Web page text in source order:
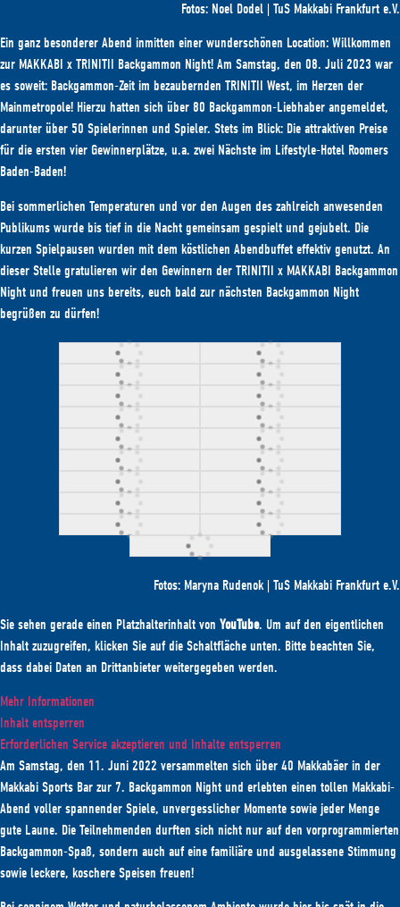
Fotos: Noel Dodel | TuS Makkabi Frankfurt e.V.
Ein ganz besonderer Abend inmitten einer wunderschönen Location: Willkommen
zur MAKKABI x TRINITII Backgammon Night! Am Samstag, den 08. Juli 2023 war
es soweit: Backgammon-Zeit im bezaubernden TRINITII West, im Herzen der
Mainmetropole! Hierzu hatten sich über 80 Backgammon-Liebhaber angemeldet,
darunter über 50 Spielerinnen und Spieler. Stets im Blick: Die attraktiven Preise
für die ersten vier Gewinnerplätze, u.a. zwei Nächste im Lifestyle-Hotel Roomers
Baden-Baden!
Bei sommerlichen Temperaturen und vor den Augen des zahlreich anwesenden
Publikums wurde bis tief in die Nacht gemeinsam gespielt und gejubelt. Die
kurzen Spielpausen wurden mit dem köstlichen Abendbuffet effektiv genutzt. An
dieser Stelle gratulieren wir den Gewinnern der TRINITII x MAKKABI Backgammon
Night und freuen uns bereits, euch bald zur nächsten Backgammon Night
begrüßen zu dürfen!
Fotos: Maryna Rudenok | TuS Makkabi Frankfurt e.V.
Sie sehen gerade einen Platzhalterinhalt von YouTube. Um auf den eigentlichen
Inhalt zuzugreifen, klicken Sie auf die Schaltfläche unten. Bitte beachten Sie,
dass dabei Daten an Drittanbieter weitergegeben werden.
Mehr Informationen
Inhalt entsperren
Erforderlichen Service akzeptieren und Inhalte entsperren
Am Samstag, den 11. Juni 2022 versammelten sich über 40 Makkabäer in der
Makkabi Sports Bar zur 7. Backgammon Night und erlebten einen tollen Makkabi-
Abend voller spannender Spiele, unvergesslicher Momente sowie jeder Menge
gute Laune. Die Teilnehmenden durften sich nicht nur auf den vorprogrammierten
Backgammon-Spaß, sondern auch auf eine familiäre und ausgelassene Stimmung
sowie leckere, koschere Speisen freuen!